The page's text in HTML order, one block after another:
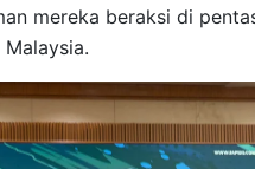
mereka beraksi di